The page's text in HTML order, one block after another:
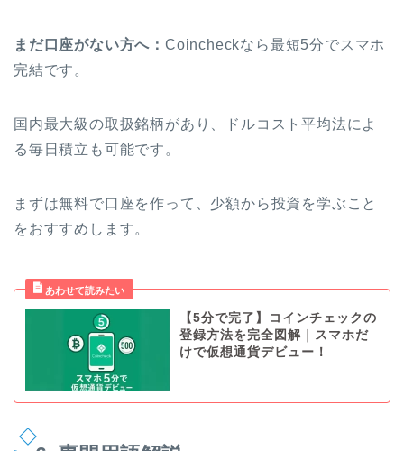
まだ口座がない方へ： Coincheckなら最短5分でスマホ
完結です。
国内最大級の取扱銘柄があり、ドルコスト平均法によ
る毎日積立も可能です。
まずは無料で口座を作って、少額から投資を学ぶこと
をおすすめします。
【5分で完了】コインチェックの
登録方法を完全図解｜スマホだ
けで仮想通貨デビュー！